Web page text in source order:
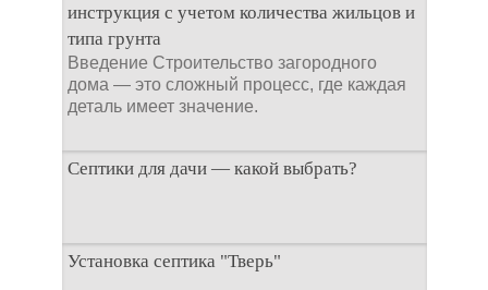
инструкция с учетом количества жильцов и
типа грунта
Введение Строительство загородного
дома — это сложный процесс, где каждая
деталь имеет значение.
Септики для дачи — какой выбрать?
При строительстве дачи одной из
первоочередных задач становится
Установка септика "Тверь"